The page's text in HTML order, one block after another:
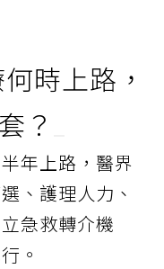
時上路，
？
年上路，醫界
、護理人力、
急救轉介機
。